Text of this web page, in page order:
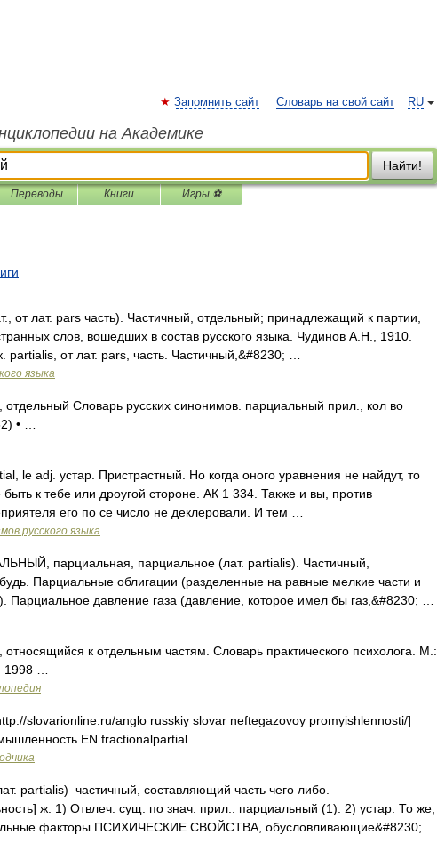
RU
Запомнить сайт Словарь на свой сайт
на Академике
Найти!
Переводы Книги Игры ⚽
от лат. pars часть). Частичный, отдельный; принадлежащий к партии,
слов, вошедших в состав русского языка. Чудинов А.Н., 1910.
от лат. pars, часть. Частичный,&#8230; …
языка
Словарь русских синонимов. парциальный прил., кол во
• …
le adj. устар. Пристрастный. Но когда оного уравнения не найдут, то
к тебе или дроугой стороне. АК 1 334. Также и вы, против
его по се число не деклеровали. И тем …
русского языка
парциальная, парциальное (лат. partialis). Частичный,
Парциальные облигации (разделенные на равные мелкие части и
Парциальное давление газа (давление, которое имел бы газ,&#8230; …
к отдельным частям. Словарь практического психолога. М.:
…
slovarionline.ru/anglo russkiy slovar neftegazovoy promyishlennosti/]
EN fractionalpartial …
partialis) частичный, составляющий часть чего либо.
ж. 1) Отвлеч. сущ. по знач. прил.: парциальный (1). 2) устар. То же,
факторы ПСИХИЧЕСКИЕ СВОЙСТВА, обусловливающие&#8230;